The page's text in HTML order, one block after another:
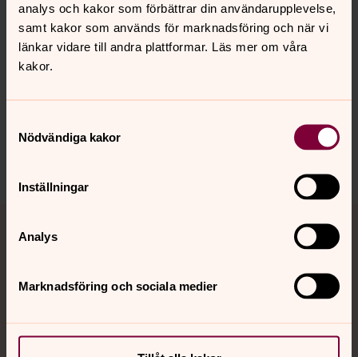
analys och kakor som förbättrar din användarupplevelse,
samt kakor som används för marknadsföring och när vi
länkar vidare till andra plattformar. Läs mer om våra
kakor.
Nödvändiga kakor
Inställningar
Analys
Marknadsföring och sociala medier
Senast ändrad 28 april 2022
Synpunkter eller frågor på sidans
artemarks.pastorat@svenskakyrkan.se
Dela
Kontakt